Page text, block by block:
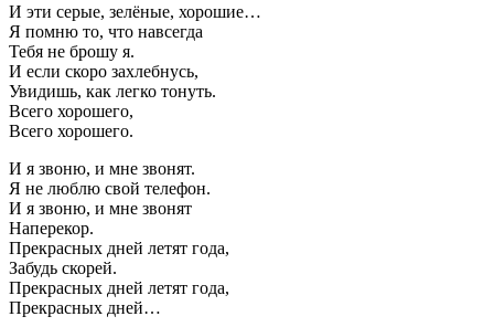
И эти серые, зелёные, хорошие…
Я помню то, что навсегда
Тебя не брошу я.
И если скоро захлебнусь,
Увидишь, как легко тонуть.
Всего хорошего,
Всего хорошего.
И я звоню, и мне звонят.
Я не люблю свой телефон.
И я звоню, и мне звонят
Наперекор.
Прекрасных дней летят года,
Забудь скорей.
Прекрасных дней летят года,
Прекрасных дней…